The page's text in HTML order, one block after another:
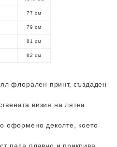
77 см
79 см
81 см
82 см
флорален принт, създаден
визия на лятна
оформено деколте, което